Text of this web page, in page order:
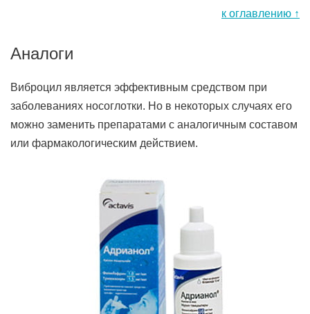
к оглавлению ↑
Аналоги
Виброцил является эффективным средством при
заболеваниях носоглотки. Но в некоторых случаях его
можно заменить препаратами с аналогичным составом
или фармакологическим действием.